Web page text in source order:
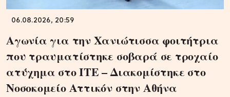
06.08.2026, 20:59
Αγωνία για την Χανιώτισσα φοιτήτρια
που τραυματίστηκε σοβαρά σε τροχαίο
ατύχημα στο ΙΤΕ – Διακομίστηκε στο
Νοσοκομείο Αττικόν στην Αθήνα